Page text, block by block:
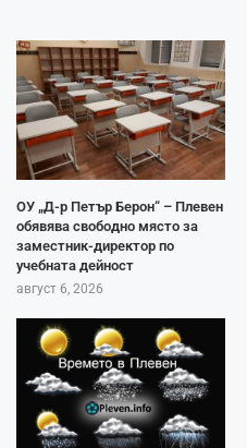
ОУ „Д-р Петър Берон“ – Плевен
обявява свободно място за
заместник-директор по
учебната дейност
август 6, 2026